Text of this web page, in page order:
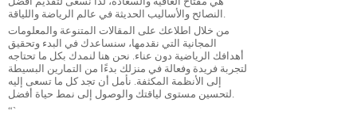
من خلال اطلاعك على المقالات المتنوعة والمعلومات
المجانية التي نقدمها، سنساعدك في البدء وتحقيق
أهدافك الرياضية دون عناء. نحن هنا لنمدك بكل ما تحتاجه
لتجربة فريدة وفعالة في منزلك بدءًا من التمارين البسيطة
إلى الأنظمة المكثفة. نأمل أن تجد كل ما تسعى إليه
“`